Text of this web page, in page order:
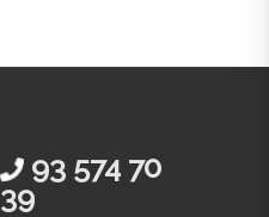
93 574 70
39